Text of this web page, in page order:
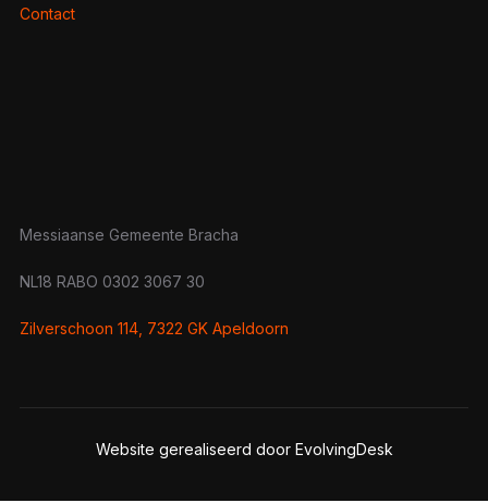
Contact
Messiaanse Gemeente Bracha
NL18 RABO 0302 3067 30
Zilverschoon 114, 7322 GK Apeldoorn
Website gerealiseerd door EvolvingDesk